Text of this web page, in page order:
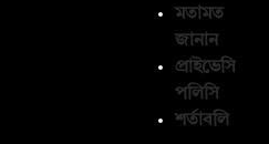
মতামত
জানান
প্রাইভেসি
পলিসি
শর্তাবলি